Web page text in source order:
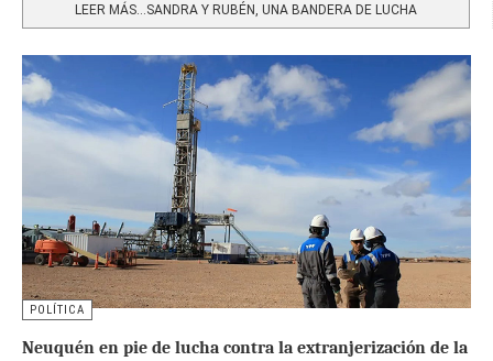
LEER MÁS…SANDRA Y RUBÉN, UNA BANDERA DE LUCHA
POLÍTICA
Neuquén en pie de lucha contra la extranjerización de la